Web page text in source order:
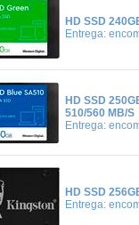
HD SSD
Entrega:
HD SSD
510/560 MB/S
Entrega:
HD SSD
Entrega: